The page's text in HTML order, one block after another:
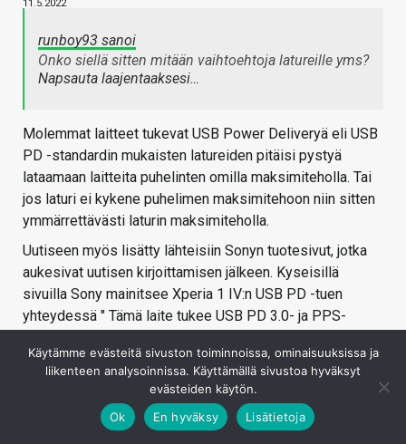
11.5.2022
runboy93 sanoi
Onko siellä sitten mitään vaihtoehtoja latureille yms?
Napsauta laajentaaksesi…
Molemmat laitteet tukevat USB Power Deliveryä eli USB
PD -standardin mukaisten latureiden pitäisi pystyä
lataamaan laitteita puhelinten omilla maksimiteholla. Tai
jos laturi ei kykene puhelimen maksimitehoon niin sitten
ymmärrettävästi laturin maksimiteholla.
Uutiseen myös lisätty lähteisiin Sonyn tuotesivut, jotka
aukesivat uutisen kirjoittamisen jälkeen. Kyseisillä
sivuilla Sony mainitsee Xperia 1 IV:n USB PD -tuen
yhteydessä " Tämä laite tukee USB PD 3.0- ja PPS-
suunnittelemaa laturia ja erityisesti Xperiaasi
suunniteltua kaapelia. ", mutta käytännössä mitään syytä,
miksi juuri Sonyn laturi toimisi paremmin ei pitäisi olla,
kun kyseessä on yleinen standardi.
Käytämme evästeitä sivuston toiminnoissa, ominaisuuksissa ja
liikenteen analysoinnissa. Käyttämällä sivustoa hyväksyt
evästeiden käytön.
Ok
En hyväksy Lisätietoja